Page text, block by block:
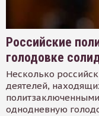
Российские
голодовке
Несколько
деятелей,
однодневную